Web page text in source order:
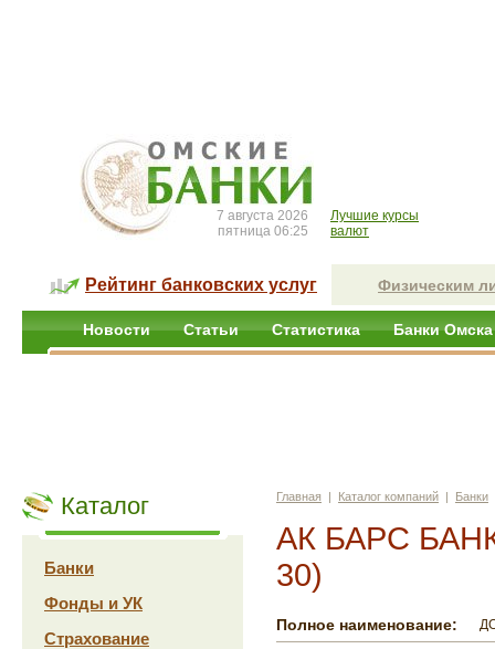
7 августа 2026
пятница 06:25
Лучшие курсы
валют
Рейтинг банковских услуг Физическим
Новости Статьи Статистика Банки Омска
Каталог
Банки
Фонды и УК
Страхование
Главная | Каталог компаний | Банки
АК БАРС
30)
Полное наименование: